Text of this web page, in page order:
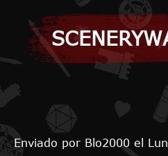
Enviado por Blo2000 el